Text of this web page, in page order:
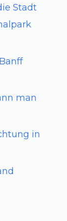
Stadt
man
in